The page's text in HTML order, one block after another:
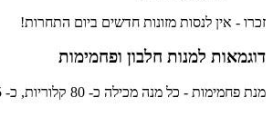
זכרו - אין לנסות מזונות חדשים ביום התחרות!
דוגמאות למנות חלבון ופחמימות
מנת פחמימות - כל מנה מכילה כ- 80 קלוריות, כ- 15 גרם פחמימות: